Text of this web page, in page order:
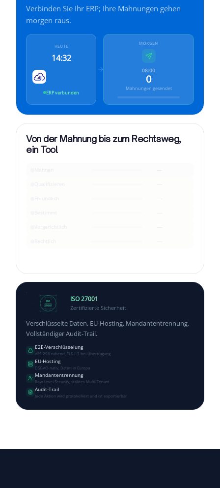
Cleavr für Finanzen
Cleavr fürIndustrie
Verbinden Sie Ihr ERP; Ihre Mahnungen gehen
morgen raus.
HEUTE
14:32
ERP verbunden
MORGEN
08:00
0
Mahnungen gesendet
Von der Mahnung bis zum Rechtsweg,
ein Tool
ISO
27001
ISO 27001
Zertifizierte Sicherheit
Verschlüsselte Daten, EU-Hosting, Mandantentrennung.
Vollständiger Audit-Trail.
E2E-Verschlüsselung
AES-256 ruhend, TLS 1.3 bei Übertragung
EU-Hosting
DSGVO-nativ, Daten in Europa
Mandantentrennung
Row Level Security, striktes Multi-Tenant
Audit-Trail
Jede Aktion wird protokolliert und ist exportierbar